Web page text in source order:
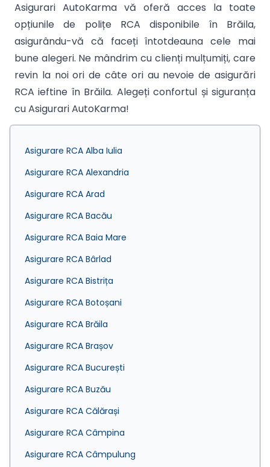
Asigurari AutoKarma vă oferă acces la toate
opțiunile de polițe RCA disponibile în Brăila,
asigurându-vă că faceți întotdeauna cele mai
bune alegeri. Ne mândrim cu clienți mulțumiți, care
revin la noi ori de câte ori au nevoie de asigurări
RCA ieftine în Brăila. Alegeți confortul și siguranța
cu Asigurari AutoKarma!
Asigurare RCA Alba Iulia
Asigurare RCA Alexandria
Asigurare RCA Arad
Asigurare RCA Bacău
Asigurare RCA Baia Mare
Asigurare RCA Bârlad
Asigurare RCA Bistrița
Asigurare RCA Botoșani
Asigurare RCA Brăila
Asigurare RCA Brașov
Asigurare RCA București
Asigurare RCA Buzău
Asigurare RCA Călărași
Asigurare RCA Câmpina
Asigurare RCA Câmpulung